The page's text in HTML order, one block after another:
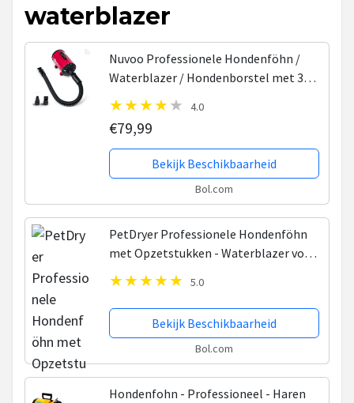
waterblazer
Nuvoo Professionele Hondenföhn /
Waterblazer / Hondenborstel met 3
Opzetstukken - Verstelbare Vermogen
tot 2200W - Warme / Koude Stand -
Rood
4.0
€79,99
Bekijk Beschikbaarheid
Bol.com
PetDryer Professionele Hondenföhn
met Opzetstukken - Waterblazer voor
honden - 2800W Power - Grooming
tool - Compact - Stil design - Zwart
5.0
Bekijk Beschikbaarheid
Bol.com
Hondenfohn - Professioneel - Haren